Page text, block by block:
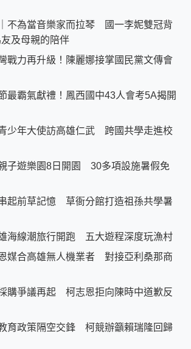
不為當音樂家而拉琴 國一李妮雙冠背
及母親的陪伴
戰力再升級！陳麗娜接掌國民黨文傳會
最霸氣獻禮！鳳西國中43人會考5A揭開
少年大使訪高雄仁武 跨國共學走進校
子遊樂園8日開園 30多項設施暑假免
起前草記憶 草衙分館打造祖孫共學暑
海線潮旅行開跑 五大遊程深度玩漁村
媒合高雄無人機業者 對接亞利桑那商
購爭議再起 柯志恩拒向陳時中道歉反
育政策隔空交鋒 柯競辦籲賴瑞隆回歸